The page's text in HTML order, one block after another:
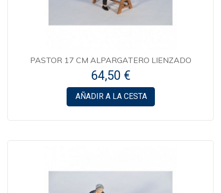
PASTOR 17 CM ALPARGATERO LIENZADO
64,50 €
AÑADIR A LA CESTA